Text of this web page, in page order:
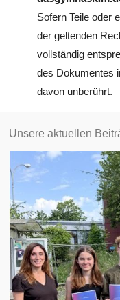
Sofern Teile oder
der geltenden
vollständig
des Dokumentes
davon unberührt.
Unsere aktuellen